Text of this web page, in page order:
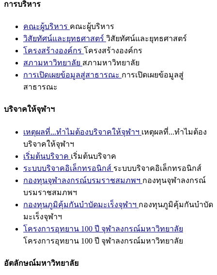
การบริหาร
คณะผู้บริหาร คณะผู้บริหาร
วิสัยทัศน์และยุทธศาสตร์ วิสัยทัศน์และยุทธศาสตร์
โครงสร้างองค์กร โครงสร้างองค์กร
สภามหาวิทยาลัย สภามหาวิทยาลัย
การเปิดเผยข้อมูลสู่สาธารณะ การเปิดเผยข้อมูลสู่
สาธารณะ
บริจาคให้จุฬาฯ
เหตุผลที่...ทำไมต้องบริจาคให้จุฬาฯ เหตุผลที่...ทำไมต้อง
บริจาคให้จุฬาฯ
เริ่มต้นบริจาค เริ่มต้นบริจาค
ระบบบริจาคอิเล็กทรอนิกส์ ระบบบริจาคอิเล็กทรอนิกส์
กองทุนจุฬาลงกรณ์บรมราชสมภพฯ กองทุนจุฬาลงกรณ์
บรมราชสมภพฯ
กองทุนภูมิคุ้มกันบำบัดมะเร็งจุฬาฯ กองทุนภูมิคุ้มกันบำบัด
มะเร็งจุฬาฯ
โครงการอุทยาน 100 ปี จุฬาลงกรณ์มหาวิทยาลัย
โครงการอุทยาน 100 ปี จุฬาลงกรณ์มหาวิทยาลัย
อัตลักษณ์มหาวิทยาลัย